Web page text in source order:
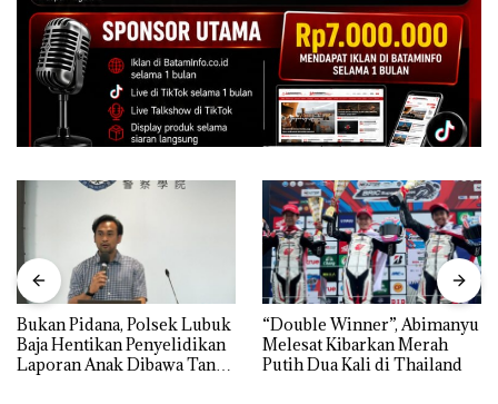
Bukan Pidana, Polsek Lubuk
Baja Hentikan Penyelidikan
Laporan Anak Dibawa Tanpa
“Double Winner”, Abimanyu
Melesat Kibarkan Merah
Putih Dua Kali di Thailand